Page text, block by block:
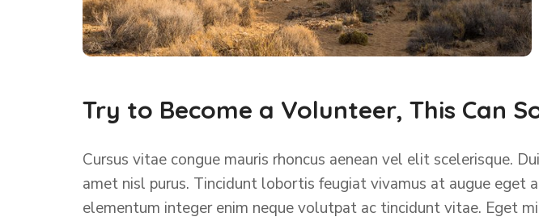
Try to Become a Volunteer, This Can
Cursus vitae congue mauris rhoncus aenean vel elit scelerisque.
amet nisl purus. Tincidunt lobortis feugiat vivamus at augue eget
elementum integer enim neque volutpat ac tincidunt vitae. Eget